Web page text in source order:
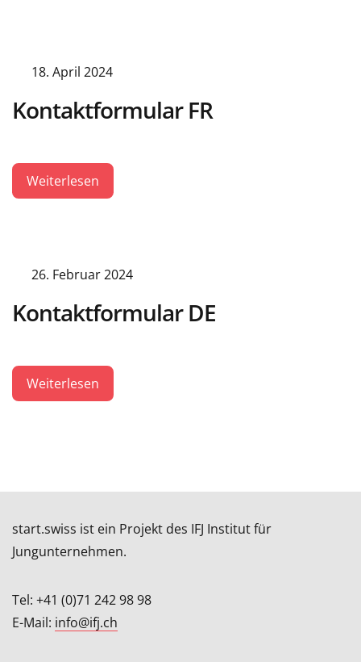
18. April 2024
Kontaktformular FR
Weiterlesen
26. Februar 2024
Kontaktformular DE
Weiterlesen
start.swiss ist ein Projekt des IFJ Institut für
Jungunternehmen.
Tel: +41 (0)71 242 98 98
E-Mail: info@ifj.ch